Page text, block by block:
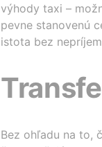
výhody taxi –
pevne stanovenú
istota bez
Bez ohľadu na to,